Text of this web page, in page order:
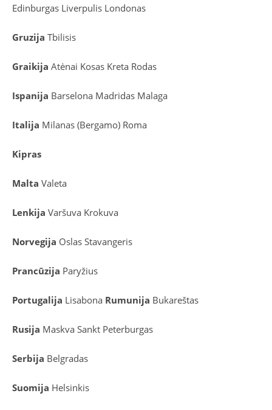
Edinburgas Liverpulis Londonas
Gruzija Tbilisis
Graikija Atėnai Kosas Kreta Rodas
Ispanija Barselona Madridas Malaga
Italija Milanas (Bergamo) Roma
Kipras
Malta Valeta
Lenkija Varšuva Krokuva
Norvegija Oslas Stavangeris
Prancūzija Paryžius
Portugalija Lisabona Rumunija Bukareštas
Rusija Maskva Sankt Peterburgas
Serbija Belgradas
Suomija Helsinkis